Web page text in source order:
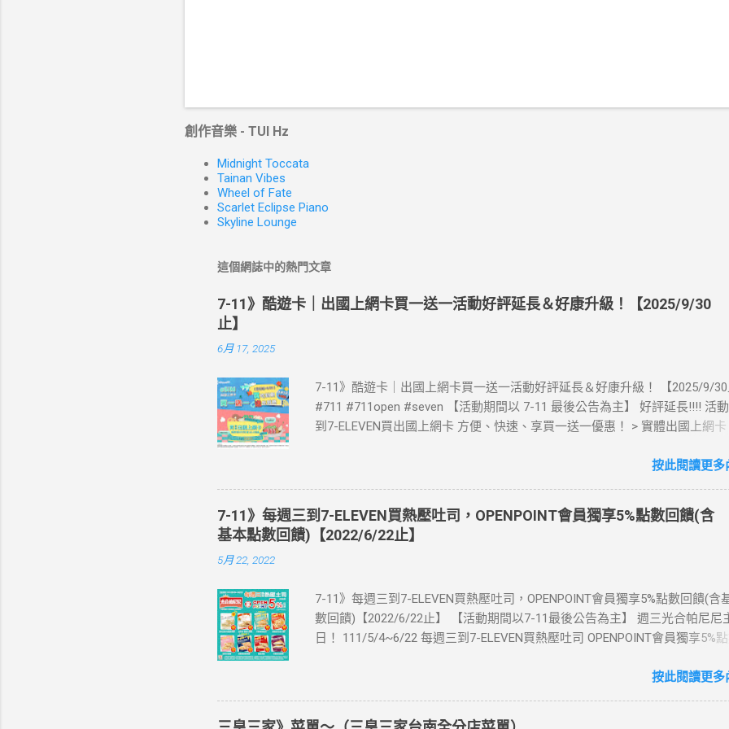
創作音樂 - TUI Hz
Midnight Toccata
Tainan Vibes
Wheel of Fate
Scarlet Eclipse Piano
Skyline Lounge
這個網誌中的熱門文章
7-11》酷遊卡｜出國上網卡買一送一活動好評延長＆好康升級！【2025/9/30
止】
6月 17, 2025
7-11》酷遊卡｜出國上網卡買一送一活動好評延長＆好康升級！ 【2025/9/
#711 #711open #seven 【活動期間以 7-11 最後公告為主】 好評延長!!!! 活
到7-ELEVEN買出國上網卡 方便、快速、享買一送一優惠！ > 實體出國上網
站登錄 【點我登錄】 ) > eSIM出國上網卡：好康升級！購買eSIM「吃到飽」
📣 再也不怕忘記買上網卡啦～快跟你要出國的朋友說～速速來超商買省錢又
·活動詳情：好康優惠看這邊 【點我看好康優惠】 ·eSIM ibon 購買教學 【點
教學】 📲 全球上網首選，速度穩定，落地秒連上網 🌏 日、韓、東南亞、中
eSIM適用機型： ※注意：裝置支援型號可能因各區域販售而有差異，請自行
裝置是否可使用eSIM ●用撥號按鍵撥打「*#06#」，如出現 EID 的條碼或文
示您的手機支援 eSIM 功能。 ●不支援鎖卡機、平板、電信業者客製機、網路
1.iPhone 16 以上系列 2.iPhone 15 3.iPhone 14 4.iPhone 13 5.iPhone 12
7.iPhone XS Max、iPhone XS、iPhone XR 8.iPhone SE 2、iPhone SE 3 【
1.Pixel 7 Pro、Pixel 7 或後續機型 2.Pixel 6a、Pixel 6 Pro、Pixel 6 3.Pixel 5
按此閱讀更多
7-11》每週三到7-ELEVEN買熱壓吐司，OPENPOINT會員獨享5%點數回饋(含
基本點數回饋)【2022/6/22止】
5月 22, 2022
7-11》每週三到7-ELEVEN買熱壓吐司，OPENPOINT會員獨享5%點數回饋(含
數回饋)【2022/6/22止】 【活動期間以7-11最後公告為主】 週三光合帕尼尼
日！ 111/5/4~6/22 每週三到7-ELEVEN買熱壓吐司 OPENPOINT會員獨享5%
編推薦！ 丹麥鮪魚起司 多層丹麥吐司，熱壓後口感酥脆，搭配經典鮪魚起司
評回購 注意事項 1.本優惠不得與其他優惠並行。商品數量以各門市實際可販
按此閱讀更多